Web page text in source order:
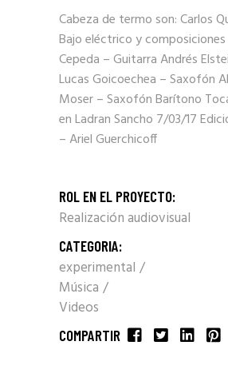
Cabeza de termo son: Carlos
Bajo eléctrico y
Cepeda – Guitarra Andrés
Lucas Goicoechea – Saxofón
Moser – Saxofón Barítono
en Ladran Sancho 7/03/17
– Ariel Guerchicoff
ROL EN EL PROYECTO:
Realización audiovisual
CATEGORIA:
experimental
Música
Videos
COMPARTIR